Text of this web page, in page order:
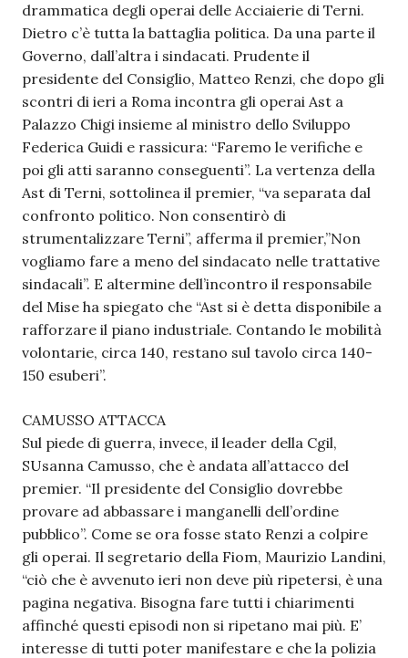
drammatica degli operai delle Acciaierie di Terni.
Dietro c’è tutta la battaglia politica. Da una parte il
Governo, dall’altra i sindacati. Prudente il
presidente del Consiglio, Matteo Renzi, che dopo gli
scontri di ieri a Roma incontra gli operai Ast a
Palazzo Chigi insieme al ministro dello Sviluppo
Federica Guidi e rassicura: “Faremo le verifiche e
poi gli atti saranno conseguenti”. La vertenza della
Ast di Terni, sottolinea il premier, “va separata dal
confronto politico. Non consentirò di
strumentalizzare Terni”, afferma il premier,”Non
vogliamo fare a meno del sindacato nelle trattative
sindacali”. E altermine dell’incontro il responsabile
del Mise ha spiegato che “Ast si è detta disponibile a
rafforzare il piano industriale. Contando le mobilità
volontarie, circa 140, restano sul tavolo circa 140-
150 esuberi”.
CAMUSSO ATTACCA
Sul piede di guerra, invece, il leader della Cgil,
SUsanna Camusso, che è andata all’attacco del
premier. “Il presidente del Consiglio dovrebbe
provare ad abbassare i manganelli dell’ordine
pubblico”. Come se ora fosse stato Renzi a colpire
gli operai. Il segretario della Fiom, Maurizio Landini,
“ciò che è avvenuto ieri non deve più ripetersi, è una
pagina negativa. Bisogna fare tutti i chiarimenti
affinché questi episodi non si ripetano mai più. E’
interesse di tutti poter manifestare e che la polizia